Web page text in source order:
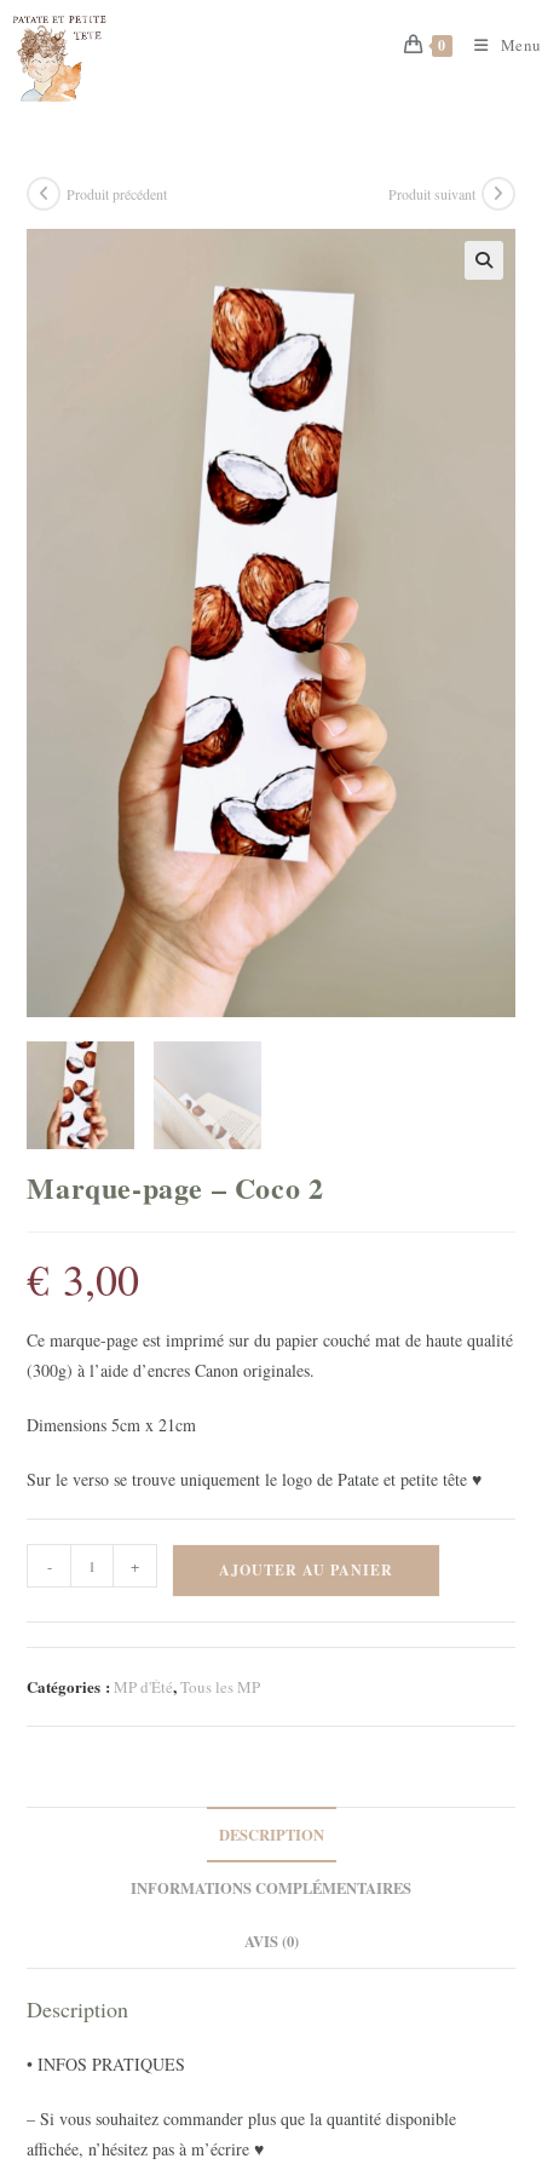
Skip
content
0 Menu
Produit précédent Produit suivant
Marque-page – Coco 2
€ 3,00
Ce marque-page est imprimé sur du papier couché mat de haute qualité
(300g) à l’aide d’encres Canon originales.
Dimensions 5cm x 21cm
Sur le verso se trouve uniquement le logo de Patate et petite tête ♥
de
Marque-
page
-
- + AJOUTER AU PANIER
Catégories : MP d'Été,Tous les MP
DESCRIPTION
INFORMATIONS COMPLÉMENTAIRES
AVIS (0)
Description
• INFOS PRATIQUES
– Si vous souhaitez commander plus que la quantité disponible
affichée, n’hésitez pas à m’écrire ♥